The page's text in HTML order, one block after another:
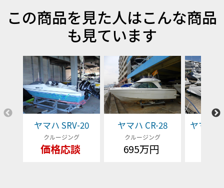
この商品を見た人はこんな商品
も見ています
ヤマハ SRV-20
クルージング
価格応談
ヤマハ CR-28
クルージング
695万円
ヤマハ